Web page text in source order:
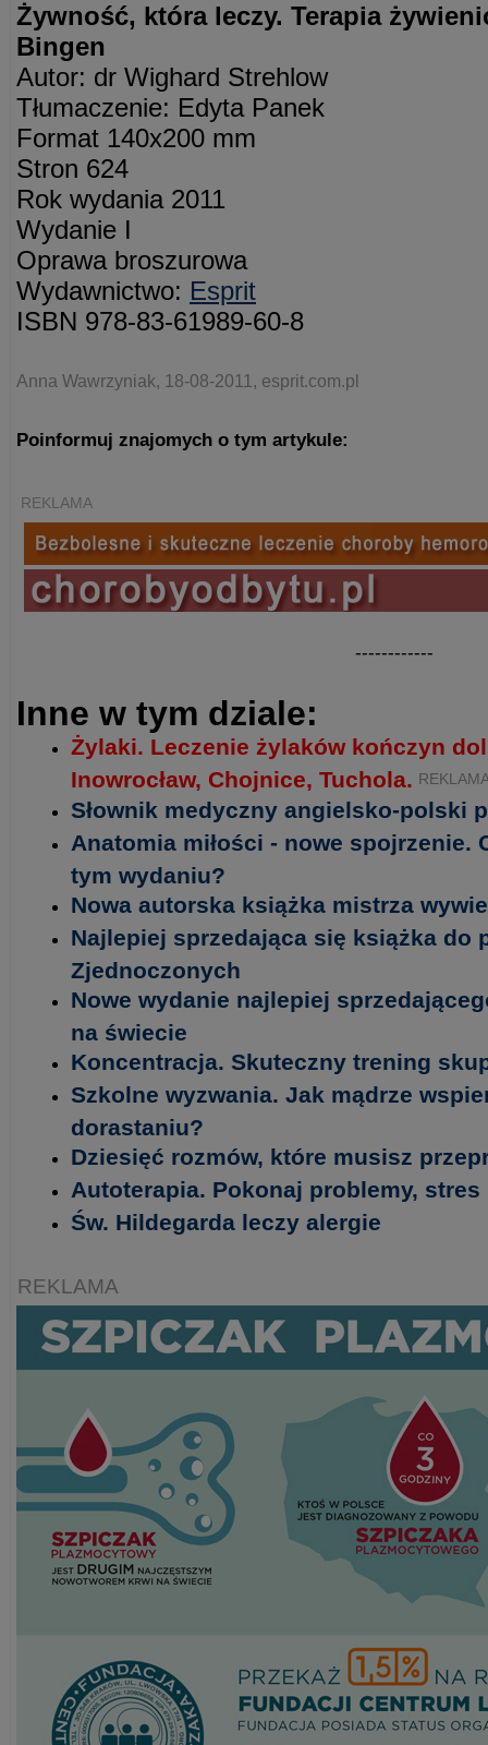
Żywność, która leczy. Terapia
Bingen
Autor: dr Wighard Strehlow
Tłumaczenie: Edyta Panek
Format 140x200 mm
Stron 624
Rok wydania 2011
Wydanie I
Oprawa broszurowa
Wydawnictwo: Esprit
ISBN 978-83-61989-60-8
Anna Wawrzyniak, 18-08-2011, esprit.com.pl
Poinformuj znajomych o tym artykule:
REKLAMA
------------
Inne w tym dziale:
Żylaki. Leczenie żylaków kończyn
Inowrocław, Chojnice, Tuchola.
Słownik medyczny angielsko-polski
Anatomia miłości - nowe spojrzenie.
tym wydaniu?
Nowa autorska książka mistrza
Najlepiej sprzedająca się książka do
Zjednoczonych
Nowe wydanie najlepiej
na świecie
Koncentracja. Skuteczny trening
Szkolne wyzwania. Jak mądrze
dorastaniu?
Dziesięć rozmów, które musisz
Autoterapia. Pokonaj problemy, stres
Św. Hildegarda leczy alergie
REKLAMA